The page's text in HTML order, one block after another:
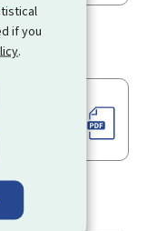
if you
.
-